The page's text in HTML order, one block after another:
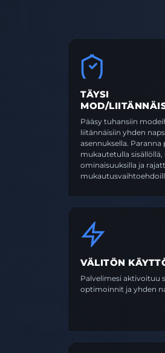
TÄYSI
MOD/
Pääsy tuhansiin
liitännäisiin yhden
asennuksella. Paranna
mukautetulla sisällöllä,
ominaisuuksilla ja
VÄLITÖN
Palvelimesi aktivoituu
optimoinnit ja yhden